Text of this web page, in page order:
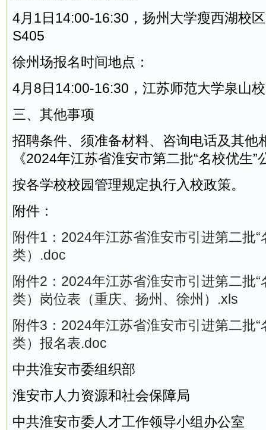
4月1日14:00-16:30，扬州大学瘦西湖校
S405
徐州场报名时间地点：
4月8日14:00-16:30，江苏师范大学泉山
三、其他事项
招聘条件、须准备材料、咨询电话及其他
《2024年江苏省淮安市第二批“名校优生
按各学校校园管理规定执行入校政策。
附件：
附件1：2024年江苏省淮安市引进第二批“
类）.doc
附件2：2024年江苏省淮安市引进第二批“
类）岗位表（重庆、扬州、徐州）.xls
附件3：2024年江苏省淮安市引进第二批“
类）报名表.doc
中共淮安市委组织部
淮安市人力资源和社会保障局
中共淮安市委人才工作领导小组办公室